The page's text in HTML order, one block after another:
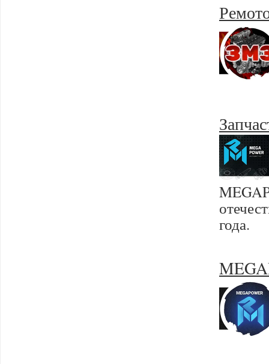
года.